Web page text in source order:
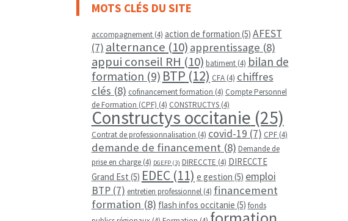
MOTS CLÉS DU SITE
accompagnement(4) action de formation (5) AFEST
(7) alternance (10) apprentissage (8)
appui conseil RH (10) batiment(4) bilan de
formation (9) BTP (12) CFA(4) chiffres
clés (8) cofinancement formation (4) Compte Personnel
de Formation (CPF) (4) CONSTRUCTYS(4)
Constructys occitanie (25)
Contrat de professionnalisation (4) covid-19 (7) CPF(4)
demande de financement(8) Demande de
prise en charge(4) DGEFP(3) DIRECCTE (4) DIRECCTE
Grand Est (5) EDEC(11) e gestion (5) emploi
BTP(7) entretien professionnel(4) financement
formation (8) flash infos occitanie (5) fonds